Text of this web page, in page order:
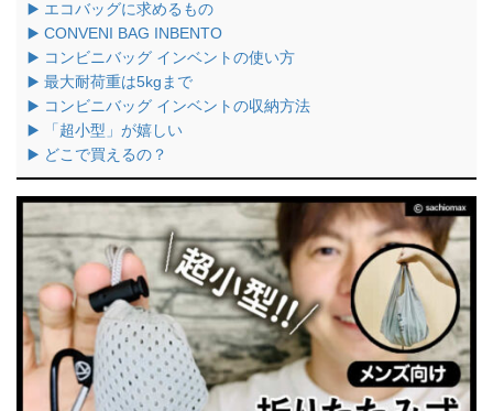
▶️ エコバッグに求めるもの
▶️ CONVENI BAG INBENTO
▶️ コンビニバッグ インベントの使い方
▶️ 最大耐荷重は5kgまで
▶️ コンビニバッグ インベントの収納方法
▶️ 「超小型」が嬉しい
▶️ どこで買えるの？